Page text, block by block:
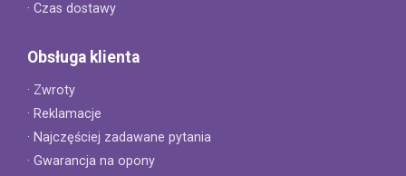
· Czas dostawy
Obsługa klienta
· Zwroty
· Reklamacje
· Najczęściej zadawane pytania
· Gwarancja na opony